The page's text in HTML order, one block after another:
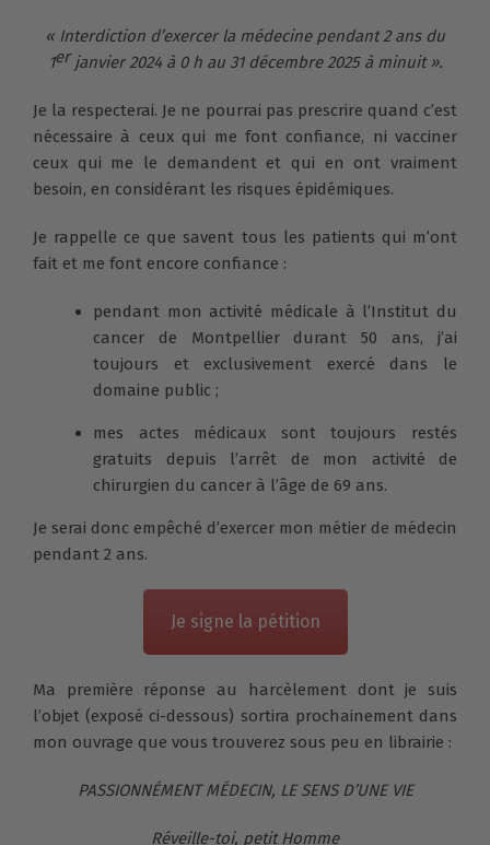
« Interdiction d’exercer la médecine pendant 2 ans du
1er janvier 2024 à 0 h au 31 décembre 2025 à minuit ».
Je la respecterai. Je ne pourrai pas prescrire quand c’est
nécessaire à ceux qui me font confiance, ni vacciner
ceux qui me le demandent et qui en ont vraiment
besoin, en considérant les risques épidémiques.
Je rappelle ce que savent tous les patients qui m’ont
fait et me font encore confiance :
pendant mon activité médicale à l’Institut du
cancer de Montpellier durant 50 ans, j’ai
toujours et exclusivement exercé dans le
domaine public ;
mes actes médicaux sont toujours restés
gratuits depuis l’arrêt de mon activité de
chirurgien du cancer à l’âge de 69 ans.
Je serai donc empêché d’exercer mon métier de médecin
pendant 2 ans.
Je signe la pétition
Ma première réponse au harcèlement dont je suis
l’objet (exposé ci-dessous) sortira prochainement dans
mon ouvrage que vous trouverez sous peu en librairie :
PASSIONNÉMENT MÉDECIN, LE SENS D’UNE VIE
Réveille-toi, petit Homme